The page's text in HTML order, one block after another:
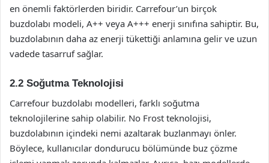
en önemli faktörlerden biridir. Carrefour’un birçok
buzdolabı modeli, A++ veya A+++ enerji sınıfına sahiptir. Bu,
buzdolabının daha az enerji tükettiği anlamına gelir ve uzun
vadede tasarruf sağlar.
2.2 Soğutma Teknolojisi
Carrefour buzdolabı modelleri, farklı soğutma
teknolojilerine sahip olabilir. No Frost teknolojisi,
buzdolabının içindeki nemi azaltarak buzlanmayı önler.
Böylece, kullanıcılar dondurucu bölümünde buz çözme